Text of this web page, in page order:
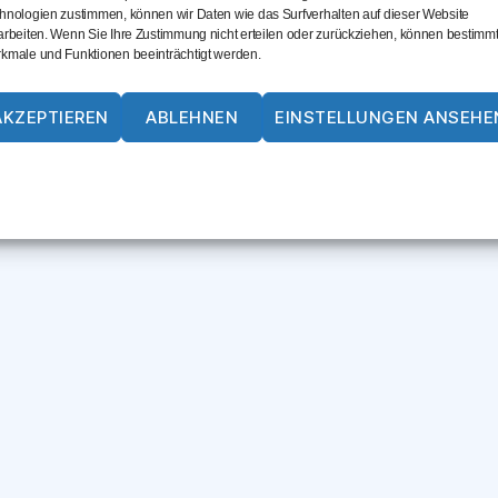
zustimmen, können wir Daten wie das Surfverhalten auf dieser Website
Wenn Sie Ihre Zustimmung nicht erteilen oder zurückziehen, können
und Funktionen beeinträchtigt werden.
ABLEHNEN EINSTELLUNGEN